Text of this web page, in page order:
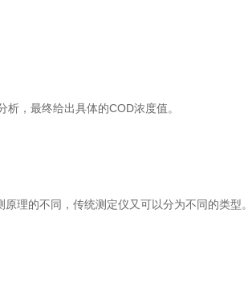
，最终给出具体的COD浓度值。
理的不同，传统测定仪又可以分为不同的类型。